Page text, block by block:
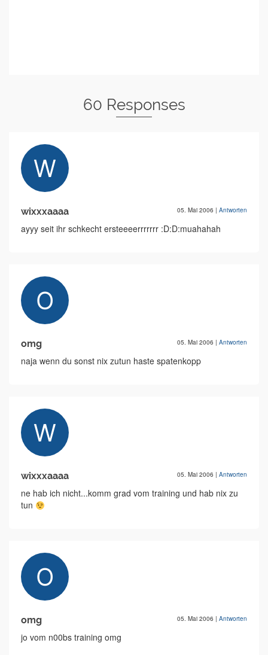
60 Responses
wixxxaaaa 05. Mai 2006 | Antworten
ayyy seit ihr schkecht ersteeeerrrrrrr :D:D:muahahah
omg 05. Mai 2006 | Antworten
naja wenn du sonst nix zutun haste spatenkopp
wixxxaaaa 05. Mai 2006 | Antworten
ne hab ich nicht...komm grad vom training und hab nix zu
tun
omg 05. Mai 2006 | Antworten
jo vom n00bs training omg